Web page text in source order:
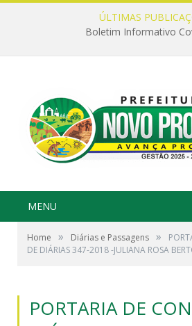
ÚLTIMAS
Boletim Informativo
MENU
Home » Diárias e Passagens »
DE DIÁRIAS 347-2018 -JULIANA ROSA
PORTARIA DE